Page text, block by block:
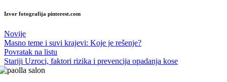
Izvor fotografija pinterest.com
Novije
Masno teme i suvi krajevi: Koje je rešenje?
Povratak na listu
Stariji Uzroci, faktori rizika i prevencija opadanja kose